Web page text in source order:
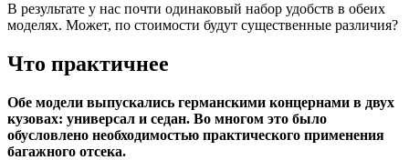
В результате у нас почти одинаковый набор удобств в обеих
моделях. Может, по стоимости будут существенные различия?
Что практичнее
Обе модели выпускались германскими концернами в двух
кузовах: универсал и седан. Во многом это было
обусловлено необходимостью практического применения
багажного отсека.